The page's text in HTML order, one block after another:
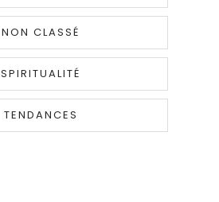
NON CLASSÉ
SPIRITUALITÉ
TENDANCES